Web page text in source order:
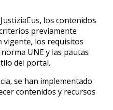
los contenidos
previamente
vigente, los requisitos
UNE y las pautas
del portal.
se han implementado
contenidos y recursos